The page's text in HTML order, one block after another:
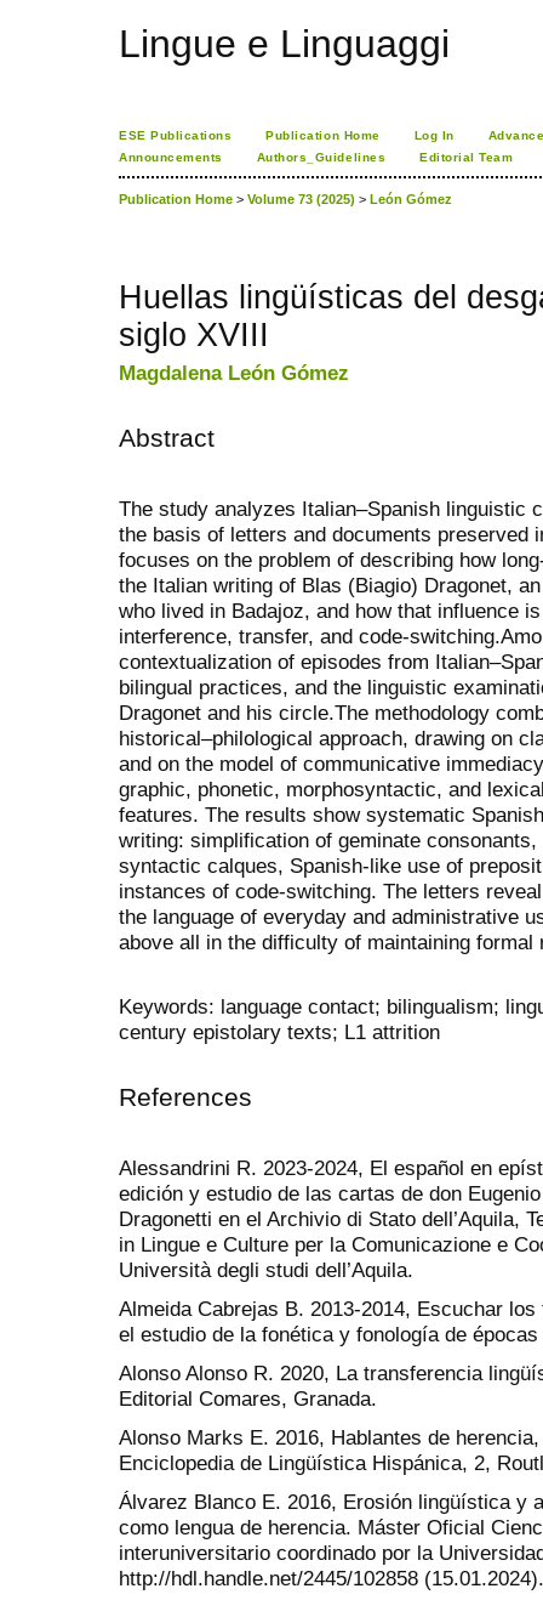
Lingue e Linguaggi
ESE Publications Publication Home Log In
Announcements
Authors_Guidelines Editorial Team
Publication Home > Volume 73 (2025) > León Gómez
Huellas lingüísticas del
siglo XVIII
Magdalena León Gómez
Abstract
The study analyzes Italian–Spanish linguistic
the basis of letters and documents preserved
focuses on the problem of describing how
the Italian writing of Blas (Biagio) Dragonet,
who lived in Badajoz, and how that influence
interference, transfer, and code-
contextualization of episodes from
bilingual practices, and the linguistic
Dragonet and his circle.The methodology
historical–philological approach, drawing on
and on the model of communicative
graphic, phonetic, morphosyntactic, and
features. The results show systematic
writing: simplification of geminate
syntactic calques, Spanish-like use of
instances of code-switching. The letters
the language of everyday and administrative
above all in the difficulty of maintaining formal
Keywords: language contact; bilingualism;
century epistolary texts; L1 attrition
References
Alessandrini R. 2023-2024, El español en
edición y estudio de las cartas de don
Dragonetti en el Archivio di Stato dell’Aquila,
in Lingue e Culture per la Comunicazione e
Università degli studi dell’Aquila.
Almeida Cabrejas B. 2013-2014, Escuchar
el estudio de la fonética y fonología de
Alonso Alonso R. 2020, La transferencia
Editorial Comares, Granada.
Alonso Marks E. 2016, Hablantes de
Enciclopedia de Lingüística Hispánica, 2,
Álvarez Blanco E. 2016, Erosión lingüística y
como lengua de herencia. Máster Oficial
interuniversitario coordinado por la
http://hdl.handle.net/2445/102858 (15.01.2024).